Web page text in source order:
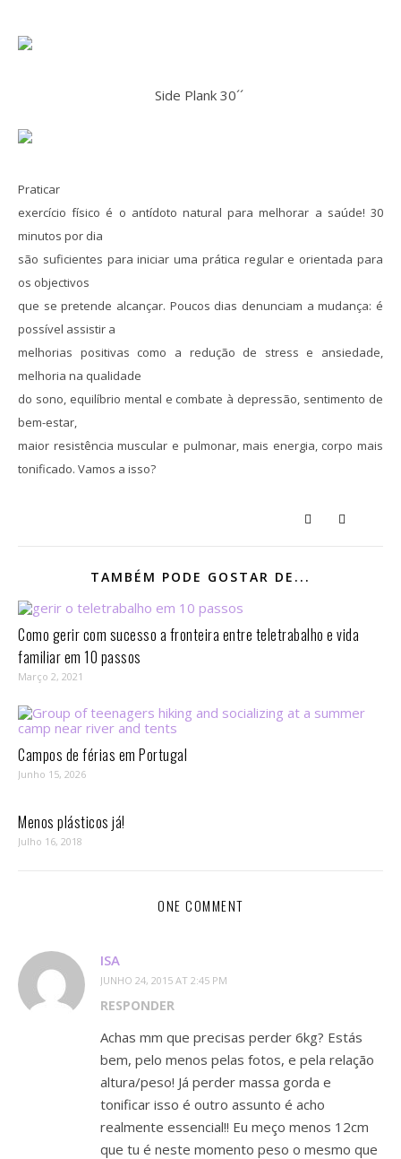
Side Plank 30´´
Praticar
exercício físico é o antídoto natural para melhorar a saúde! 30
minutos por dia
são suficientes para iniciar uma prática regular e orientada para
os objectivos
que se pretende alcançar. Poucos dias denunciam a mudança: é
possível assistir a
melhorias positivas como a redução de stress e ansiedade,
melhoria na qualidade
do sono, equilíbrio mental e combate à depressão, sentimento de
bem-estar,
maior resistência muscular e pulmonar, mais energia, corpo mais
tonificado. Vamos a isso?
TAMBÉM PODE GOSTAR DE...
Como gerir com sucesso a fronteira entre teletrabalho e vida
familiar em 10 passos⁣
Março 2, 2021
Campos de férias em Portugal
Junho 15, 2026
Menos plásticos já!
Julho 16, 2018
ONE COMMENT
ISA
JUNHO 24, 2015 AT 2:45 PM
RESPONDER
Achas mm que precisas perder 6kg? Estás
bem, pelo menos pelas fotos, e pela relação
altura/peso! Já perder massa gorda e
tonificar isso é outro assunto é acho
realmente essencial!! Eu meço menos 12cm
que tu é neste momento peso o mesmo que